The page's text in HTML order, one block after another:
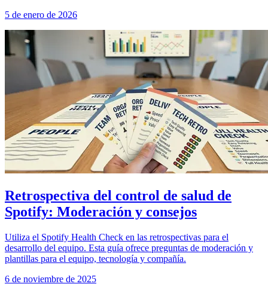
5 de enero de 2026
Retrospectiva del control de salud de
Spotify: Moderación y consejos
Utiliza el Spotify Health Check en las retrospectivas para el
desarrollo del equipo. Esta guía ofrece preguntas de moderación y
plantillas para el equipo, tecnología y compañía.
6 de noviembre de 2025